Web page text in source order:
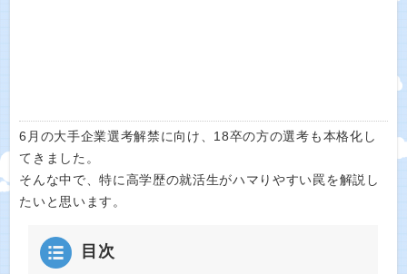
6月の大手企業選考解禁に向け、18卒の方の選考も本格化し
てきました。
そんな中で、特に高学歴の就活生がハマりやすい罠を解説し
たいと思います。
目次